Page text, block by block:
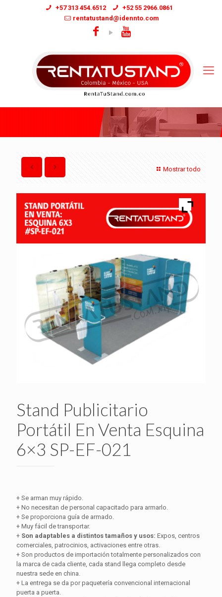
+57 313 454.6512
+52 55 2966.0861
rentatustand@idennto.com
Mostrar todo
Stand Publicitario
Portátil En Venta Esquina
6×3 SP-EF-021
+ Se arman muy rápido.
+ No necesitan de personal capacitado para armarlo.
+ Se proporciona guía de armado.
+ Muy fácil de transportar.
+ Son adaptables a distintos tamaños y usos: Expos, centros
comerciales, patrocinios, activaciones entre otras.
+ Son productos de importación totalmente personalizados con
la marca de cada cliente, cada stand llega completo desde
nuestra sede en china.
+ La entrega se da por paquetería convencional internacional
puerta a puerta.